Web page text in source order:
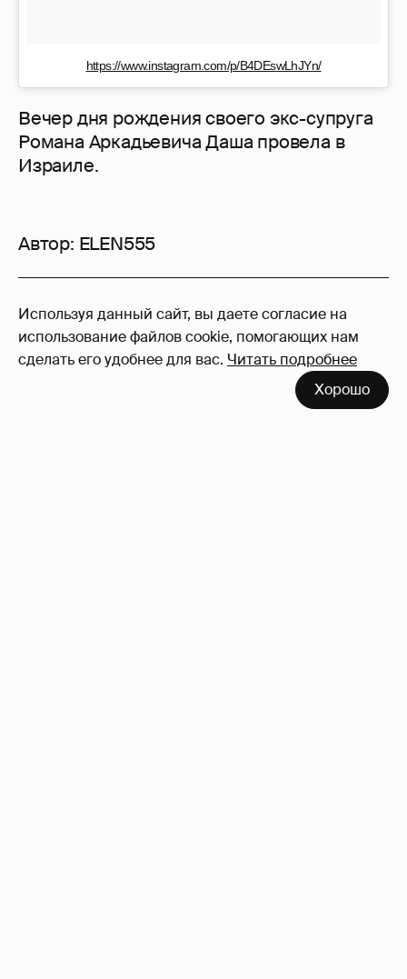
Используя данный сайт, вы даете согласие на
использование файлов cookie, помогающих нам
сделать его удобнее для вас. Читать подробнее
Хорошо
https://www.instagram.com/p/B4DEswLhJYn/
Вечер дня рождения своего экс-супруга
Романа Аркадьевича Даша провела в
Израиле.
Автор: ELEN555
76
Войдите в аккаунт, чтобы читать и
оставлять комментарии